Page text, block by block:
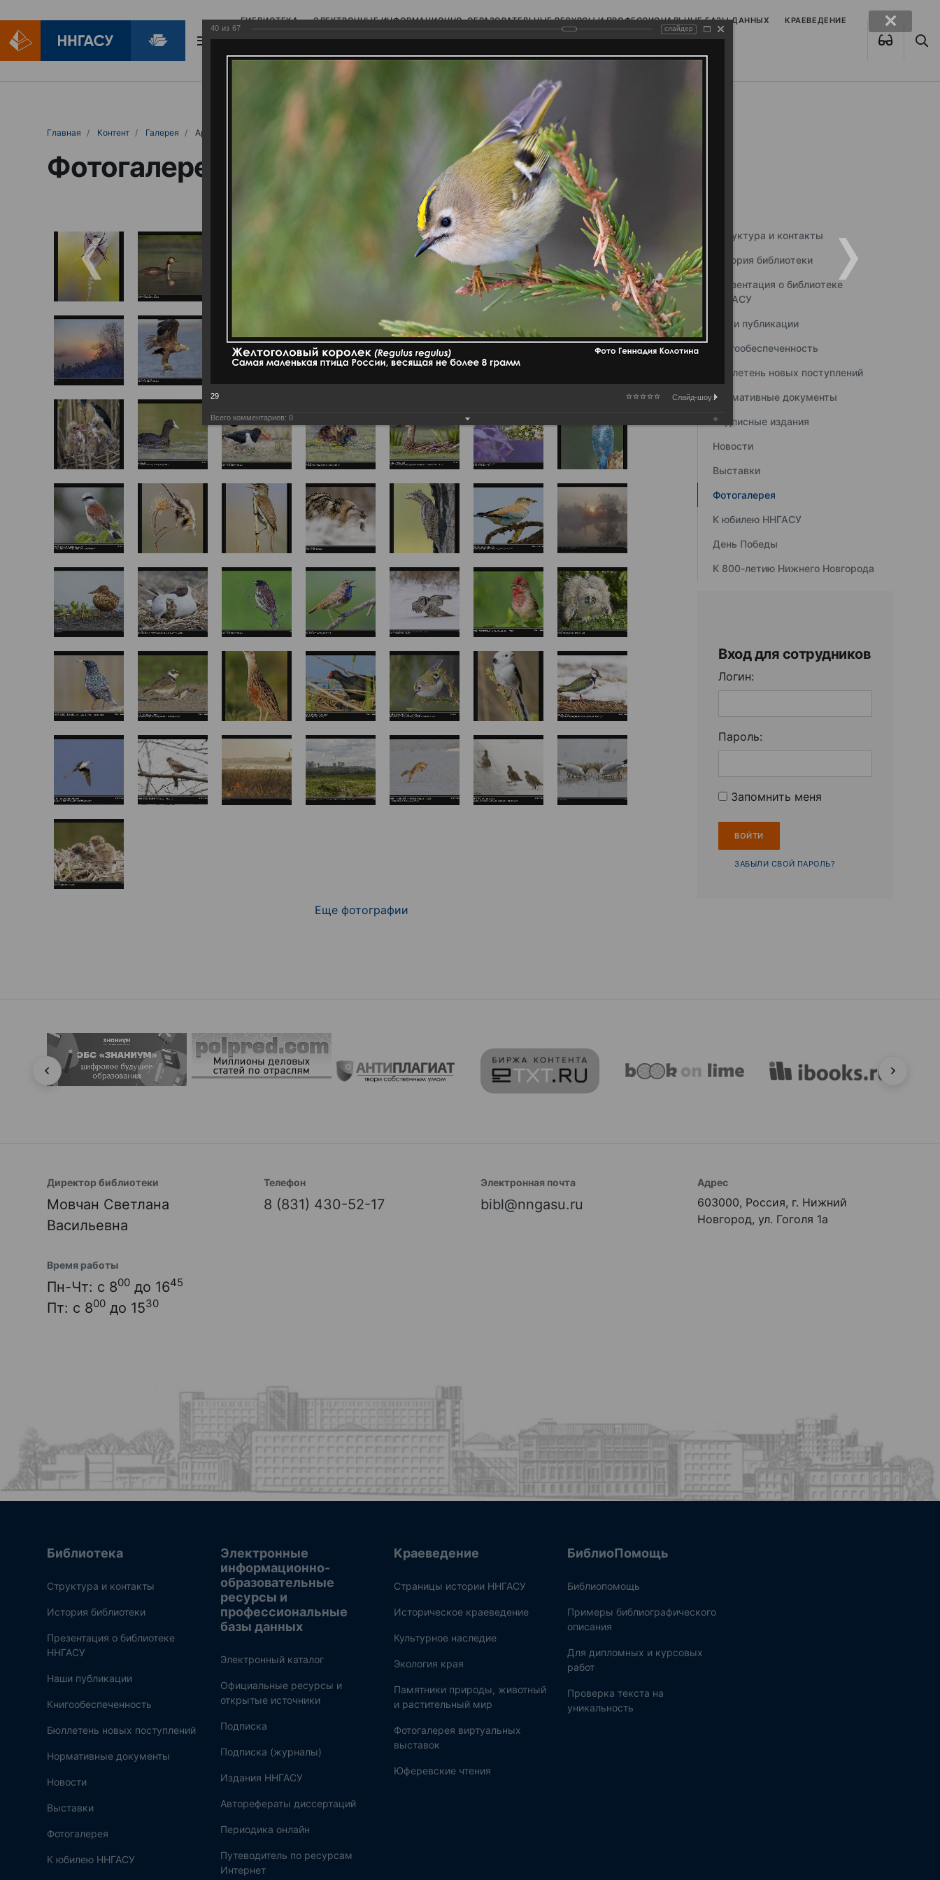
БИБЛИОТЕКА ЭЛЕКТРОННЫЕ ИНФОРМАЦИОННО-ОБРАЗОВАТЕЛЬНЫЕ РЕСУРСЫ И ПРОФЕССИОНАЛЬНЫЕ БАЗЫ ДАННЫХ КРАЕВЕДЕНИЕ
БИБЛИОПОМОЩЬ
Главная Контент Галерея Артемовские луга – жемчужина Нижегородского Поволжья
Фотогалерея
Еще фотографии
Структура и контакты
История библиотеки
Презентация о библиотеке
ННГАСУ
Наши публикации
Книгообеспеченность
Бюллетень новых поступлений
Нормативные документы
Подписные издания
Новости
Выставки
Фотогалерея
К юбилею ННГАСУ
День Победы
К 800-летию Нижнего Новгорода
Вход для сотрудников
Логин:
Пароль:
Запомнить меня
ЗАБЫЛИ СВОЙ ПАРОЛЬ?
Директор библиотеки
Мовчан Светлана
Васильевна
Телефон
8 (831) 430-52-17
Электронная почта
bibl@nngasu.ru
Адрес
603000, Россия, г. Нижний
Новгород, ул. Гоголя 1а
Время работы
Пн-Чт: с 800 до 1645
Пт: с 800 до 1530
Библиотека
Структура и контакты
История библиотеки
Презентация о библиотеке
ННГАСУ
Наши публикации
Книгообеспеченность
Бюллетень новых поступлений
Нормативные документы
Новости
Выставки
Фотогалерея
К юбилею ННГАСУ
Электронные
информационно-
образовательные
ресурсы и
профессиональные
базы данных
Электронный каталог
Официальные ресурсы и
открытые источники
Подписка
Подписка (журналы)
Издания ННГАСУ
Авторефераты диссертаций
Периодика онлайн
Путеводитель по ресурсам
Интернет
Краеведение
Страницы истории ННГАСУ
Историческое краеведение
Культурное наследие
Экология края
Памятники природы, животный
и растительный мир
Фотогалерея виртуальных
выставок
Юферевские чтения
БиблиоПомощь
Библиопомощь
Примеры библиографического
описания
Для дипломных и курсовых
работ
Проверка текста на
уникальность
40 из 67 слайдер
29 Слайд-шоу:
Всего комментариев: 0